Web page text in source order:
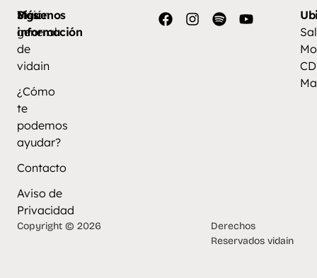
Más
información
Visión
general
de
vidain
¿Cómo
te
podemos
ayudar?
Contacto
Aviso de
Privacidad
Síguenos
Copyright © 2026
Derechos
Reservados vidain